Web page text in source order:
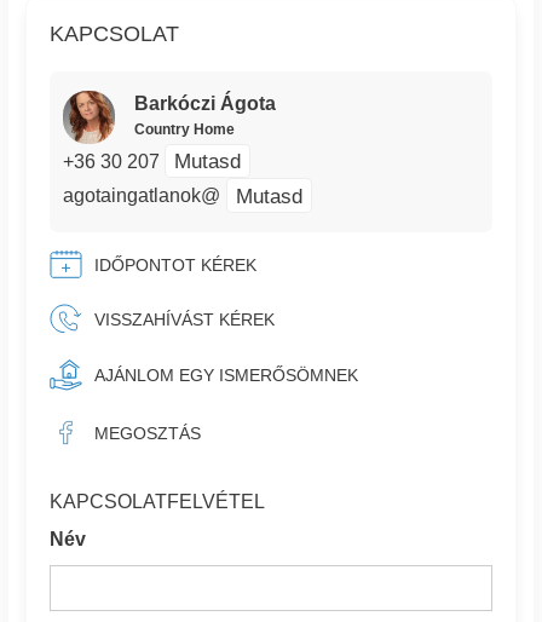
KAPCSOLAT
Barkóczi Ágota
Country Home
+36 30 207 Mutasd
agotaingatlanok@ Mutasd
IDŐPONTOT KÉREK
VISSZAHÍVÁST KÉREK
AJÁNLOM EGY ISMERŐSÖMNEK
MEGOSZTÁS
KAPCSOLATFELVÉTEL
Név